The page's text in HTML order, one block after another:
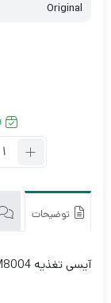
Original
توضیحات
آیسی تغذیه PM8004